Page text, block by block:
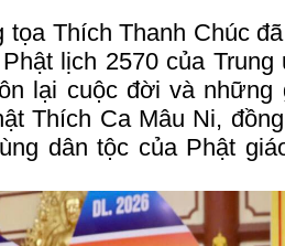
tọa Thích Thanh Chúc
lịch 2570 của
lại cuộc đời và
Thích Ca Mâu Ni,
dân tộc của Phật